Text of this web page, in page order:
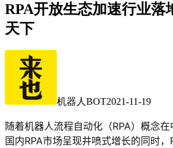
RPA开放生态加速行业落
天下
机器人BOT2021-11-19
随着机器人流程自动化（RPA）概念
国内RPA市场呈现井喷式增长的同时